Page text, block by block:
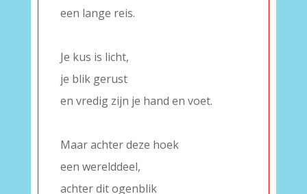
een lange reis.
Je kus is licht,
je blik gerust
en vredig zijn je hand en voet.
Maar achter deze hoek
een werelddeel,
achter dit ogenblik